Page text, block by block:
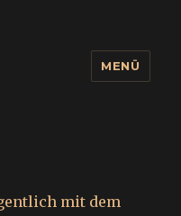
MENÜ
mit dem